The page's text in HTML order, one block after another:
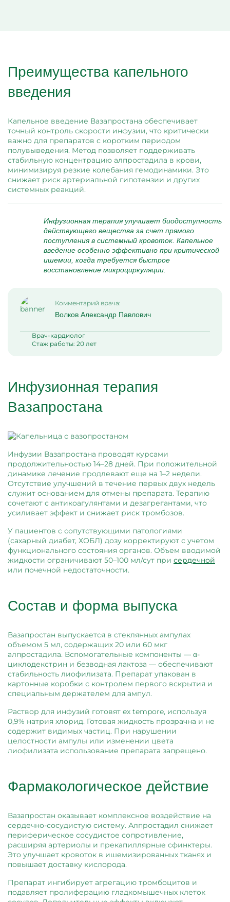
Преимущества капельного
введения
Капельное введение Вазапростана обеспечивает
точный контроль скорости инфузии, что критически
важно для препаратов с коротким периодом
полувыведения. Метод позволяет поддерживать
стабильную концентрацию алпростадила в крови,
минимизируя резкие колебания гемодинамики. Это
снижает риск артериальной гипотензии и других
системных реакций.
Инфузионная терапия улучшает биодоступность
действующего вещества за счет прямого
поступления в системный кровоток. Капельное
введение особенно эффективно при критической
ишемии, когда требуется быстрое
восстановление микроциркуляции.
Комментарий врача:
Волков Александр Павлович
Врач-кардиолог
Стаж работы: 20 лет
Инфузионная терапия
Вазапростана
Инфузии Вазапростана проводят курсами
продолжительностью 14–28 дней. При положительной
динамике лечение продлевают еще на 1–2 недели.
Отсутствие улучшений в течение первых двух недель
служит основанием для отмены препарата. Терапию
сочетают с антикоагулянтами и дезагрегантами, что
усиливает эффект и снижает риск тромбозов.
У пациентов с сопутствующими патологиями
(сахарный диабет, ХОБЛ) дозу корректируют с учетом
функционального состояния органов. Объем вводимой
жидкости ограничивают 50–100 мл/сут при сердечной
или почечной недостаточности.
Состав и форма выпуска
Вазапростан выпускается в стеклянных ампулах
объемом 5 мл, содержащих 20 или 60 мкг
алпростадила. Вспомогательные компоненты — α-
циклодекстрин и безводная лактоза — обеспечивают
стабильность лиофилизата. Препарат упакован в
картонные коробки с контролем первого вскрытия и
специальным держателем для ампул.
Раствор для инфузий готовят ex tempore, используя
0,9% натрия хлорид. Готовая жидкость прозрачна и не
содержит видимых частиц. При нарушении
целостности ампулы или изменении цвета
лиофилизата использование препарата запрещено.
Фармакологическое действие
Вазапростан оказывает комплексное воздействие на
сердечно-сосудистую систему. Алпростадил снижает
периферическое сосудистое сопротивление,
расширяя артериолы и прекапиллярные сфинктеры.
Это улучшает кровоток в ишемизированных тканях и
повышает доставку кислорода.
Препарат ингибирует агрегацию тромбоцитов и
подавляет пролиферацию гладкомышечных клеток